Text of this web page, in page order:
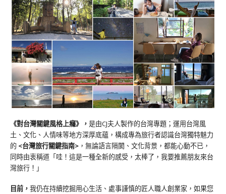
《對台灣關鍵風格上癮》 ， 是由CJ夫人製作的台灣專題；運用台灣風
土、文化、人情味等地方深厚底蘊，構成專為旅行者認識台灣獨特魅力
的 <台灣旅行關鍵指南> ，無論語言隔閡、文化背景，都能心動不已，
同時由衷稱道「哇！這是一種全新的感受，太棒了，我要推薦朋友來台
灣旅行！」
目前， 我仍在持續挖掘用心生活、處事謹慎的匠人職人創業家，如果您